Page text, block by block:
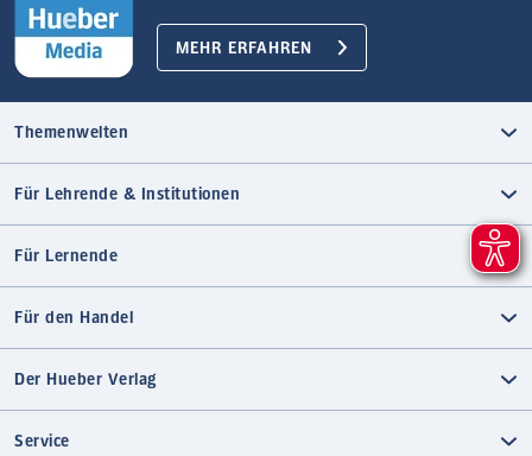
MEHR ERFAHREN
Themenwelten
Für Lehrende & Institutionen
Für Lernende
Für den Handel
Der Hueber Verlag
Service